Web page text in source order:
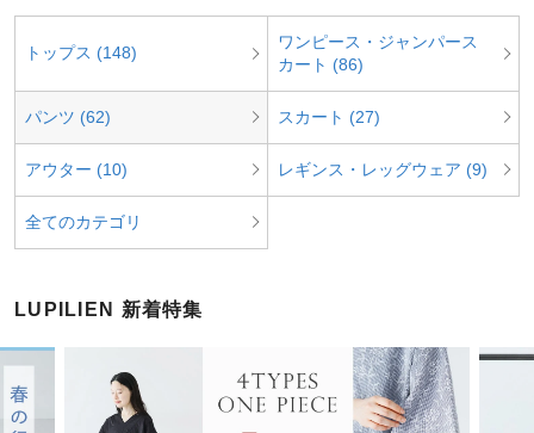
トップス (148)
ワンピース・ジャンパース
カート (86)
パンツ (62) スカート (27)
アウター (10) レギンス・レッグウェア (9)
全てのカテゴリ
LUPILIEN 新着特集